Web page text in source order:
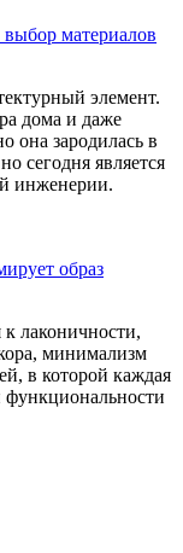
материалов
элемент.
дома и даже
она зародилась в
сегодня является
инженерии.
образ
лаконичности,
минимализм
в которой каждая
функциональности